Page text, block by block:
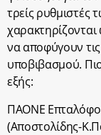
τρείς ρυθμιστές
να αποφύγουν τις
υποβιβασμού.
εξής:
ΠΑΟΝΕ
(Αποστολίδης-